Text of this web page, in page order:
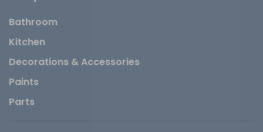
Bathroom
Kitchen
Decorations & Accessories
Paints
Parts